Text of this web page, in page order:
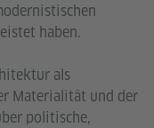
haben.
als
Materialität und der
politische,